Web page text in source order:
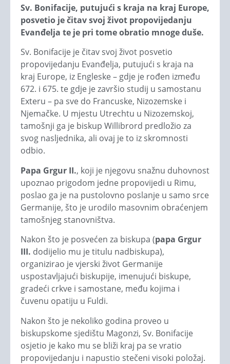
Sv. Bonifacije, putujući s kraja na kraj Europe,
posvetio je čitav svoj život propovijedanju
Evanđelja te je pri tome obratio mnoge duše.
Sv. Bonifacije je čitav svoj život posvetio
propovijedanju Evanđelja, putujući s kraja na
kraj Europe, iz Engleske – gdje je rođen između
672. i 675. te gdje je završio studij u samostanu
Exteru – pa sve do Francuske, Nizozemske i
Njemačke. U mjestu Utrechtu u Nizozemskoj,
tamošnji ga je biskup Willibrord predložio za
svog nasljednika, ali ovaj je to iz skromnosti
odbio.
Papa Grgur II., koji je njegovu snažnu duhovnost
upoznao prigodom jedne propovijedi u Rimu,
poslao ga je na pustolovno poslanje u samo srce
Germanije, što je urodilo masovnim obraćenjem
tamošnjeg stanovništva.
Nakon što je posvećen za biskupa (papa Grgur
III. dodijelio mu je titulu nadbiskupa),
organizirao je vjerski život Germanije
uspostavljajući biskupije, imenujući biskupe,
gradeći crkve i samostane, među kojima i
čuvenu opatiju u Fuldi.
Nakon što je nekoliko godina proveo u
biskupskome sjedištu Magonzi, Sv. Bonifacije
osjetio je kako mu se bliži kraj pa se vratio
propovijedanju i napustio stečeni visoki položaj.